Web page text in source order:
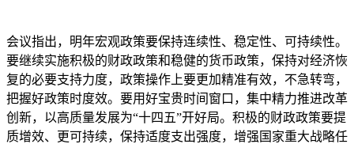
会议指出，明年宏观政策要保持连续性、稳定性、可持续性。
要继续实施积极的财政政策和稳健的货币政策，保持对经济恢
复的必要支持力度，政策操作上要更加精准有效，不急转弯，
把握好政策时度效。要用好宝贵时间窗口，集中精力推进改革
创新，以高质量发展为“十四五”开好局。积极的财政政策要提
质增效、更可持续，保持适度支出强度，增强国家重大战略任